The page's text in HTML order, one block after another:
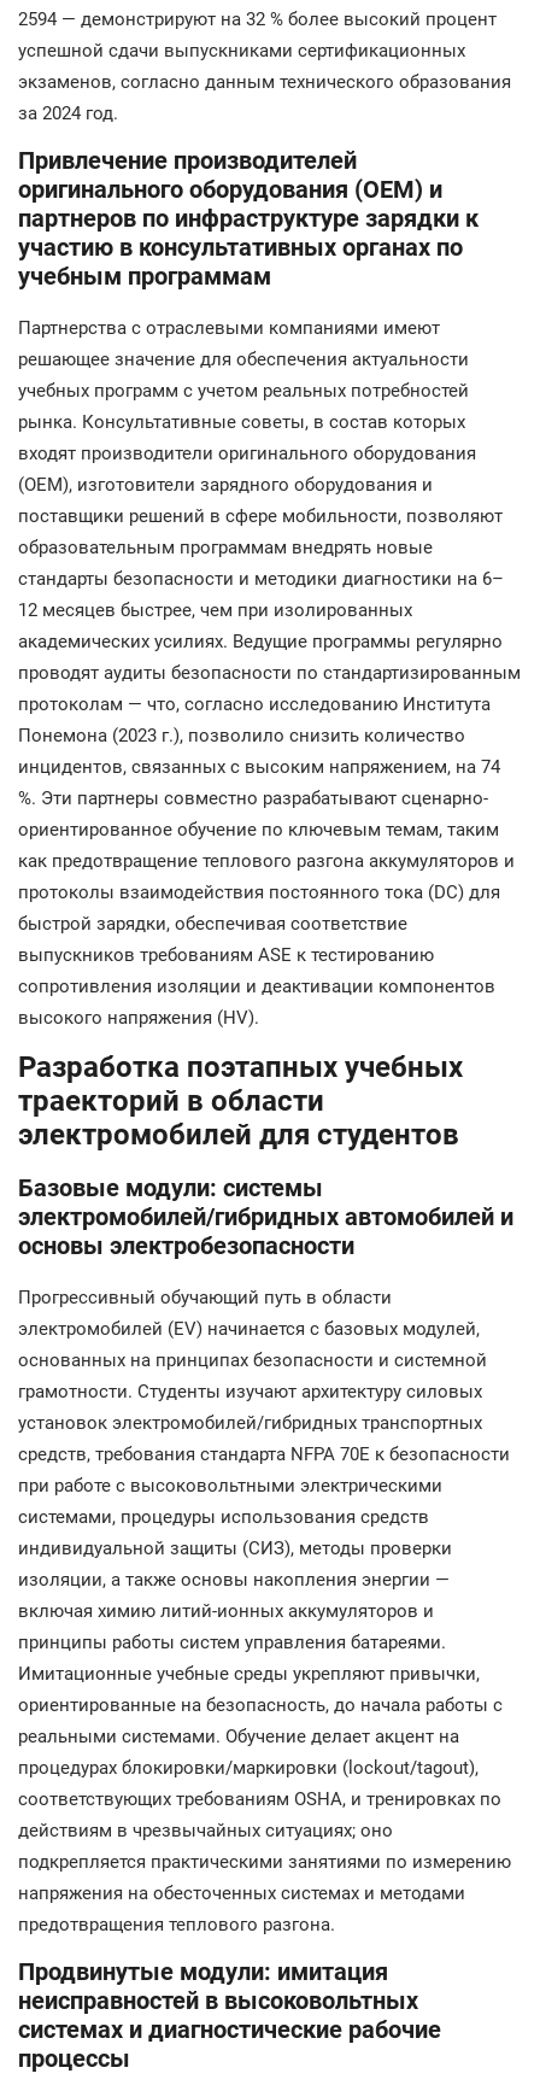
2594 — демонстрируют на 32 % более высокий процент
успешной сдачи выпускниками сертификационных
экзаменов, согласно данным технического образования
за 2024 год.
Привлечение производителей
оригинального оборудования (OEM) и
партнеров по инфраструктуре зарядки к
участию в консультативных органах по
учебным программам
Партнерства с отраслевыми компаниями имеют
решающее значение для обеспечения актуальности
учебных программ с учетом реальных потребностей
рынка. Консультативные советы, в состав которых
входят производители оригинального оборудования
(OEM), изготовители зарядного оборудования и
поставщики решений в сфере мобильности, позволяют
образовательным программам внедрять новые
стандарты безопасности и методики диагностики на 6–
12 месяцев быстрее, чем при изолированных
академических усилиях. Ведущие программы регулярно
проводят аудиты безопасности по стандартизированным
протоколам — что, согласно исследованию Института
Понемона (2023 г.), позволило снизить количество
инцидентов, связанных с высоким напряжением, на 74
%. Эти партнеры совместно разрабатывают сценарно-
ориентированное обучение по ключевым темам, таким
как предотвращение теплового разгона аккумуляторов и
протоколы взаимодействия постоянного тока (DC) для
быстрой зарядки, обеспечивая соответствие
выпускников требованиям ASE к тестированию
сопротивления изоляции и деактивации компонентов
высокого напряжения (HV).
Разработка поэтапных учебных
траекторий в области
электромобилей для студентов
Базовые модули: системы
электромобилей/гибридных автомобилей и
основы электробезопасности
Прогрессивный обучающий путь в области
электромобилей (EV) начинается с базовых модулей,
основанных на принципах безопасности и системной
грамотности. Студенты изучают архитектуру силовых
установок электромобилей/гибридных транспортных
средств, требования стандарта NFPA 70E к безопасности
при работе с высоковольтными электрическими
системами, процедуры использования средств
индивидуальной защиты (СИЗ), методы проверки
изоляции, а также основы накопления энергии —
включая химию литий-ионных аккумуляторов и
принципы работы систем управления батареями.
Имитационные учебные среды укрепляют привычки,
ориентированные на безопасность, до начала работы с
реальными системами. Обучение делает акцент на
процедурах блокировки/маркировки (lockout/tagout),
соответствующих требованиям OSHA, и тренировках по
действиям в чрезвычайных ситуациях; оно
подкрепляется практическими занятиями по измерению
напряжения на обесточенных системах и методами
предотвращения теплового разгона.
Продвинутые модули: имитация
неисправностей в высоковольтных
системах и диагностические рабочие
процессы